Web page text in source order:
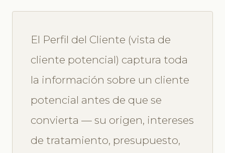
El Perfil del Cliente (vista de
cliente potencial) captura toda
la información sobre un cliente
potencial antes de que se
convierta — su origen, intereses
de tratamiento, presupuesto,